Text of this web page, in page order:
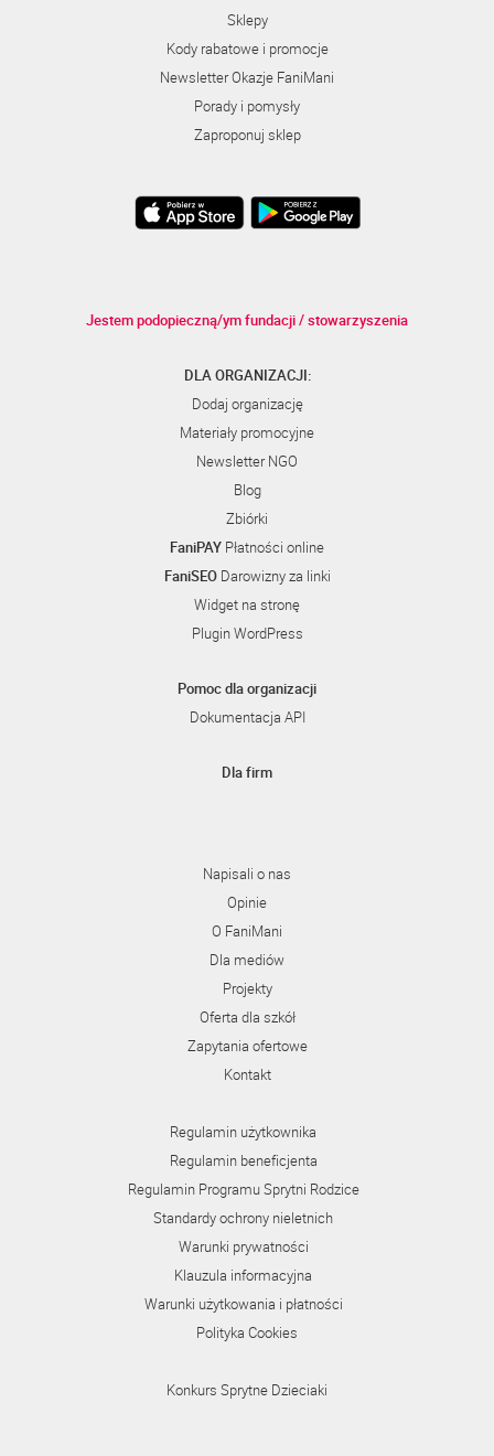
Sklepy
Kody rabatowe i promocje
Newsletter Okazje FaniMani
Porady i pomysły
Zaproponuj sklep
Jestem podopieczną/ym fundacji / stowarzyszenia
DLA ORGANIZACJI:
Dodaj organizację
Materiały promocyjne
Newsletter NGO
Blog
Zbiórki
FaniPAY Płatności online
FaniSEODarowizny za linki
Widget na stronę
Plugin WordPress
Pomoc dla organizacji
Dokumentacja API
Dla firm
Napisali o nas
Opinie
O FaniMani
Dla mediów
Projekty
Oferta dla szkół
Zapytania ofertowe
Kontakt
Regulamin użytkownika
Regulamin beneficjenta
Regulamin Programu Sprytni Rodzice
Standardy ochrony nieletnich
Warunki prywatności
Klauzula informacyjna
Warunki użytkowania i płatności
Polityka Cookies
Konkurs Sprytne Dzieciaki